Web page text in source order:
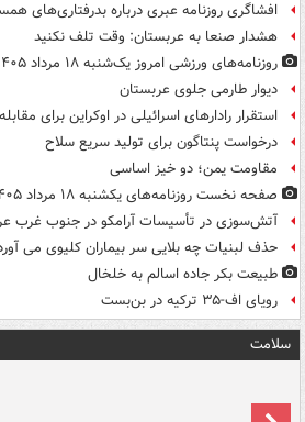
افشاگری روزنامه عبری درباره بدرفتاری‌های
هشدار صنعا به عربستان: وقت تلف نکنید
روزنامه‌های ورزشی امروز یک‌شنبه ۱۸ مرداد ۱۴۰۵
دیوار طارمی جلوی عربستان
استقرار رادارهای اسرائیلی در اوکراین برای
درخواست پنتاگون برای تولید سریع سلاح
مقاومت یمن؛ دو خیز اساسی
صفحه نخست روزنامه‌های یکشنبه ۱۸ مرداد ۱۴۰۵
آتش‌سوزی در تأسیسات آرامکو در جنوب غرب
حذف لبنیات چه بلایی سر بیماران کلیوی می
طبیعت بکر جاده اسالم به خلخال
رویای اف-۳۵ ترکیه در بن‌بست
سلامت